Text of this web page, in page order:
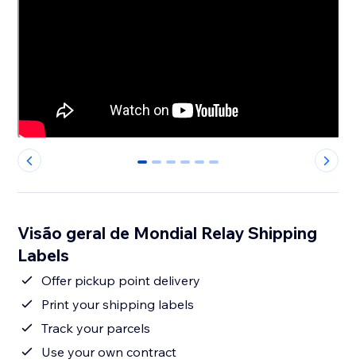
0 1 2 3 4 5
Visão geral de Mondial Relay Shipping
Labels
Offer pickup point delivery
Print your shipping labels
Track your parcels
Use your own contract